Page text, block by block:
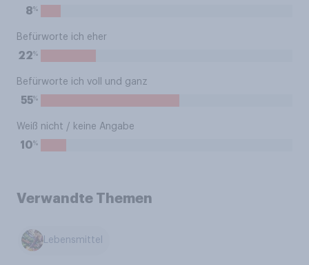
8%
Befürworte ich eher
22%
Befürworte ich voll und ganz
55%
Weiß nicht / keine Angabe
10%
Verwandte Themen
Lebensmittel